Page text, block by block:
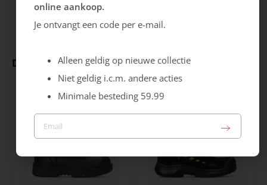
Uitneembare zool
Deze producten ga je leuk vinden
online aankoop.
Je ontvangt een code per e-mail.
Alleen geldig op nieuwe collectie
Niet geldig i.c.m. andere acties
Minimale besteding 59.99